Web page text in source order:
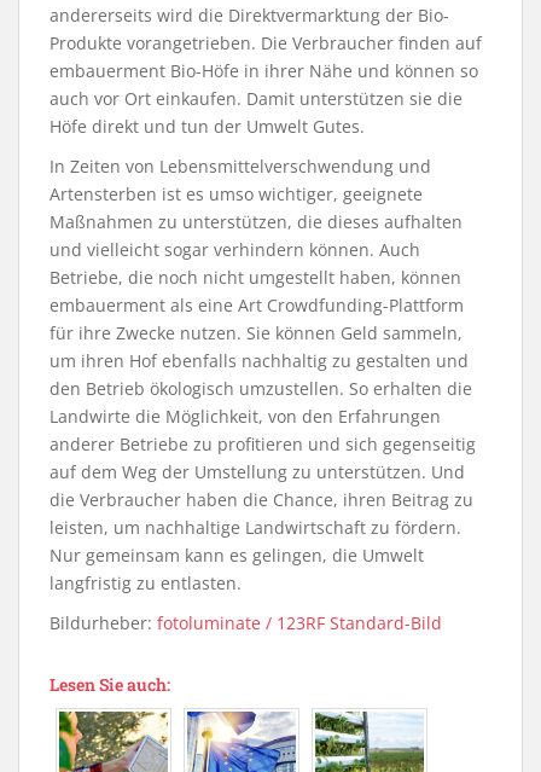
andererseits wird die Direktvermarktung der Bio-
Produkte vorangetrieben. Die Verbraucher finden auf
embauerment Bio-Höfe in ihrer Nähe und können so
auch vor Ort einkaufen. Damit unterstützen sie die
Höfe direkt und tun der Umwelt Gutes.
In Zeiten von Lebensmittelverschwendung und
Artensterben ist es umso wichtiger, geeignete
Maßnahmen zu unterstützen, die dieses aufhalten
und vielleicht sogar verhindern können. Auch
Betriebe, die noch nicht umgestellt haben, können
embauerment als eine Art Crowdfunding-Plattform
für ihre Zwecke nutzen. Sie können Geld sammeln,
um ihren Hof ebenfalls nachhaltig zu gestalten und
den Betrieb ökologisch umzustellen. So erhalten die
Landwirte die Möglichkeit, von den Erfahrungen
anderer Betriebe zu profitieren und sich gegenseitig
auf dem Weg der Umstellung zu unterstützen. Und
die Verbraucher haben die Chance, ihren Beitrag zu
leisten, um nachhaltige Landwirtschaft zu fördern.
Nur gemeinsam kann es gelingen, die Umwelt
langfristig zu entlasten.
Bildurheber: fotoluminate / 123RF Standard-Bild
Lesen Sie auch: